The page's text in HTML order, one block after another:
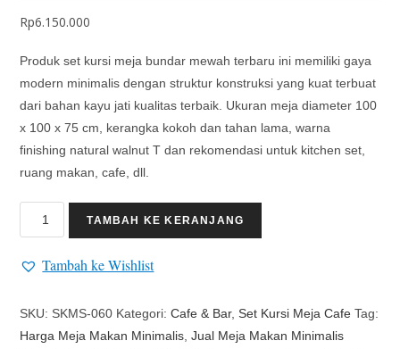
Rp6.150.000
Produk set kursi meja bundar mewah terbaru ini memiliki gaya
modern minimalis dengan struktur konstruksi yang kuat terbuat
dari bahan kayu jati kualitas terbaik. Ukuran meja diameter 100
x 100 x 75 cm, kerangka kokoh dan tahan lama, warna
finishing natural walnut T dan rekomendasi untuk kitchen set,
ruang makan, cafe, dll.
TAMBAH KE KERANJANG
Tambah ke Wishlist
SKU: SKMS-060 Kategori:Cafe & Bar,Set Kursi Meja Cafe Tag:
Harga Meja Makan Minimalis ,Jual Meja Makan Minimalis